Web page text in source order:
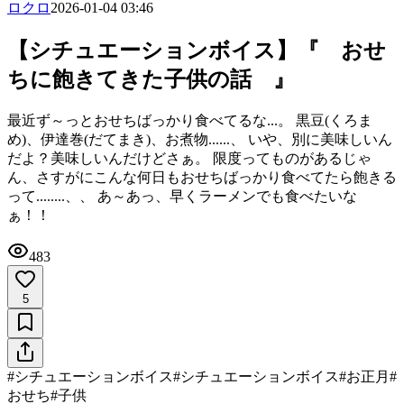
ロクロ 2026-01-04 03:46
【シチュエーションボイス】『 おせ
ちに飽きてきた子供の話 』
最近ず～っとおせちばっかり食べてるな...。 黒豆(くろま
め)、伊達巻(だてまき)、お煮物......、 いや、別に美味しいん
だよ？美味しいんだけどさぁ。 限度ってものがあるじゃ
ん、さすがにこんな何日もおせちばっかり食べてたら飽きる
って........、、 あ～あっ、早くラーメンでも食べたいな
ぁ！！
483
5
#シチュエーションボイス#シチュエーションボイス#お正月 #
おせち#子供